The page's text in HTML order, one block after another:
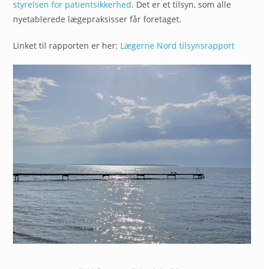
styrelsen for patientsikkerhed. Det er et tilsyn, som alle
nyetablerede lægepraksisser får foretaget.
Linket til rapporten er her: Lægerne Nord tilsynsrapport